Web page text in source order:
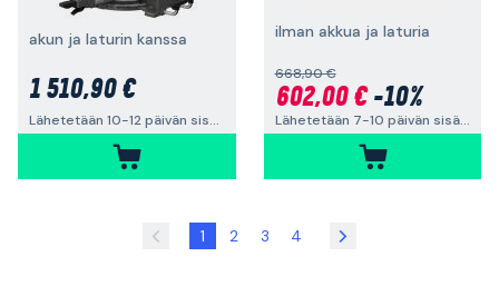
akun ja laturin kanssa
1 510,90 €
Lähetetään 10-12 päivän sisällä
ilman akkua ja laturia
668,90 €
602,00 €-10%
Lähetetään 7-10 päivän sisällä
1 2 3 4